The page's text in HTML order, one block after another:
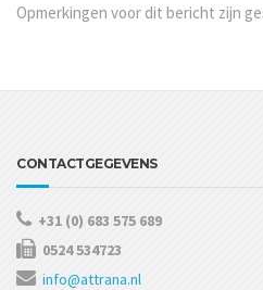
Opmerkingen voor dit bericht zijn
CONTACTGEGEVENS
+31 (0) 683 575 689
0524 534723
info@attrana.nl